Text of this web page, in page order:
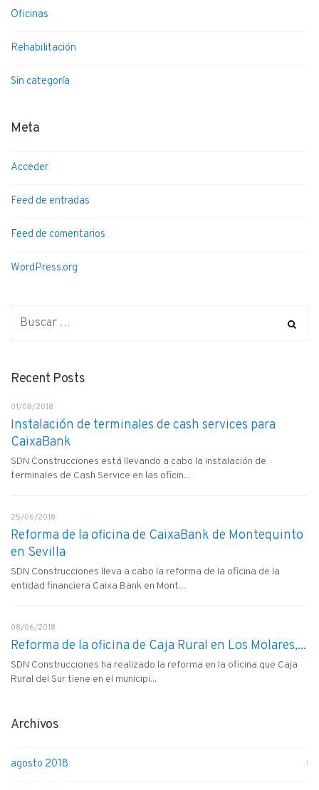
Oficinas
Rehabilitación
Sin categoría
Meta
Acceder
Feed de entradas
Feed de comentarios
WordPress.org
Recent Posts
01/08/2018
Instalación de terminales de cash services para
CaixaBank
SDN Construcciones está llevando a cabo la instalación de
terminales de Cash Service en las oficin...
25/06/2018
Reforma de la oficina de CaixaBank de Montequinto
en Sevilla
SDN Construcciones lleva a cabo la reforma de la oficina de la
entidad financiera Caixa Bank en Mont...
08/06/2018
Reforma de la oficina de Caja Rural en Los Molares,...
SDN Construcciones ha realizado la reforma en la oficina que Caja
Rural del Sur tiene en el municipi...
Archivos
agosto 2018 1